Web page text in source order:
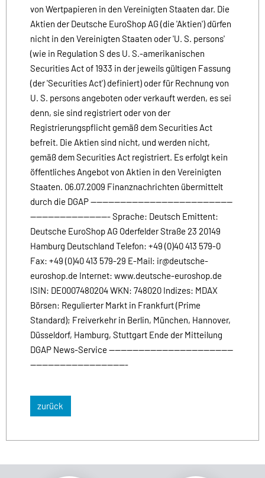
von Wertpapieren in den Vereinigten Staaten dar. Die
Aktien der Deutsche EuroShop AG (die 'Aktien') dürfen
nicht in den Vereinigten Staaten oder 'U. S. persons'
(wie in Regulation S des U. S.-amerikanischen
Securities Act of 1933 in der jeweils gültigen Fassung
(der 'Securities Act') definiert) oder für Rechnung von
U. S. persons angeboten oder verkauft werden, es sei
denn, sie sind registriert oder von der
Registrierungspflicht gemäß dem Securities Act
befreit. Die Aktien sind nicht, und werden nicht,
gemäß dem Securities Act registriert. Es erfolgt kein
öffentliches Angebot von Aktien in den Vereinigten
Staaten. 06.07.2009 Finanznachrichten übermittelt
durch die DGAP ------------------------------------------------
--------------------------- Sprache: Deutsch Emittent:
Deutsche EuroShop AG Oderfelder Straße 23 20149
Hamburg Deutschland Telefon: +49 (0)40 413 579-0
Fax: +49 (0)40 413 579-29 E-Mail: ir@deutsche-
euroshop.de Internet: www.deutsche-euroshop.de
ISIN: DE0007480204 WKN: 748020 Indizes: MDAX
Börsen: Regulierter Markt in Frankfurt (Prime
Standard); Freiverkehr in Berlin, München, Hannover,
Düsseldorf, Hamburg, Stuttgart Ende der Mitteilung
DGAP News-Service ------------------------------------------
---------------------------------
zurück